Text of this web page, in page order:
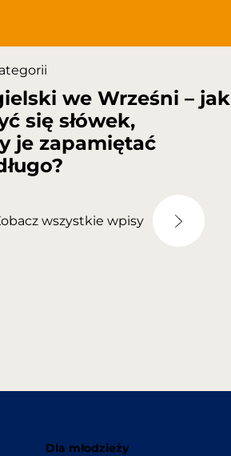
we Wrześni – jak
się słówek,
je zapamiętać
wszystkie wpisy
Dla młodzieży